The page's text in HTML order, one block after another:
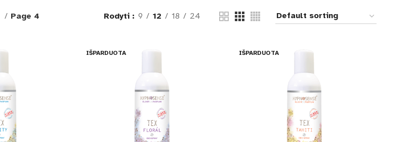
Page 4 Rodyti 9 12 18 24
IŠPARDUOTA IŠPARDUOTA